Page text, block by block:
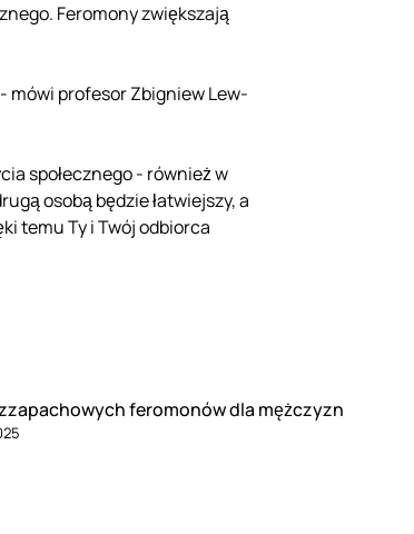
Feromony zwiększają
mówi profesor Zbigniew Lew-
społecznego - również w
osobą będzie łatwiejszy, a
temu Ty i Twój odbiorca
feromonów dla mężczyzn